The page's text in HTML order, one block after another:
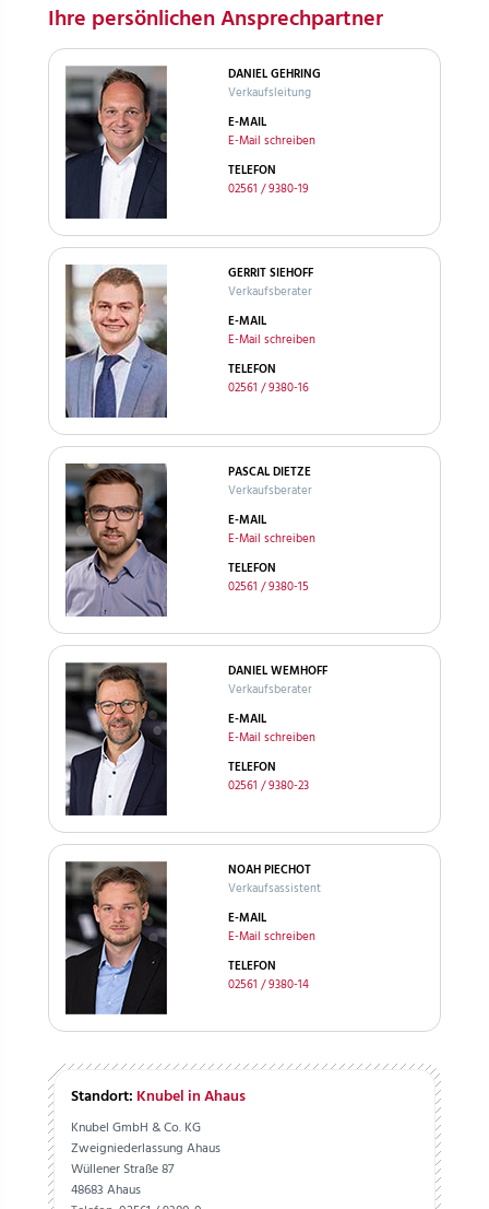
Ihre persönlichen Ansprechpartner
DANIEL GEHRING
Verkaufsleitung
E-MAIL
E-Mail schreiben
TELEFON
02561 / 9380-19
GERRIT SIEHOFF
Verkaufsberater
E-MAIL
E-Mail schreiben
TELEFON
02561 / 9380-16
PASCAL DIETZE
Verkaufsberater
E-MAIL
E-Mail schreiben
TELEFON
02561 / 9380-15
DANIEL WEMHOFF
Verkaufsberater
E-MAIL
E-Mail schreiben
TELEFON
02561 / 9380-23
NOAH PIECHOT
Verkaufsassistent
E-MAIL
E-Mail schreiben
TELEFON
02561 / 9380-14
Standort: Knubel in Ahaus
Knubel GmbH & Co. KG
Zweigniederlassung Ahaus
Wüllener Straße 87
48683 Ahaus